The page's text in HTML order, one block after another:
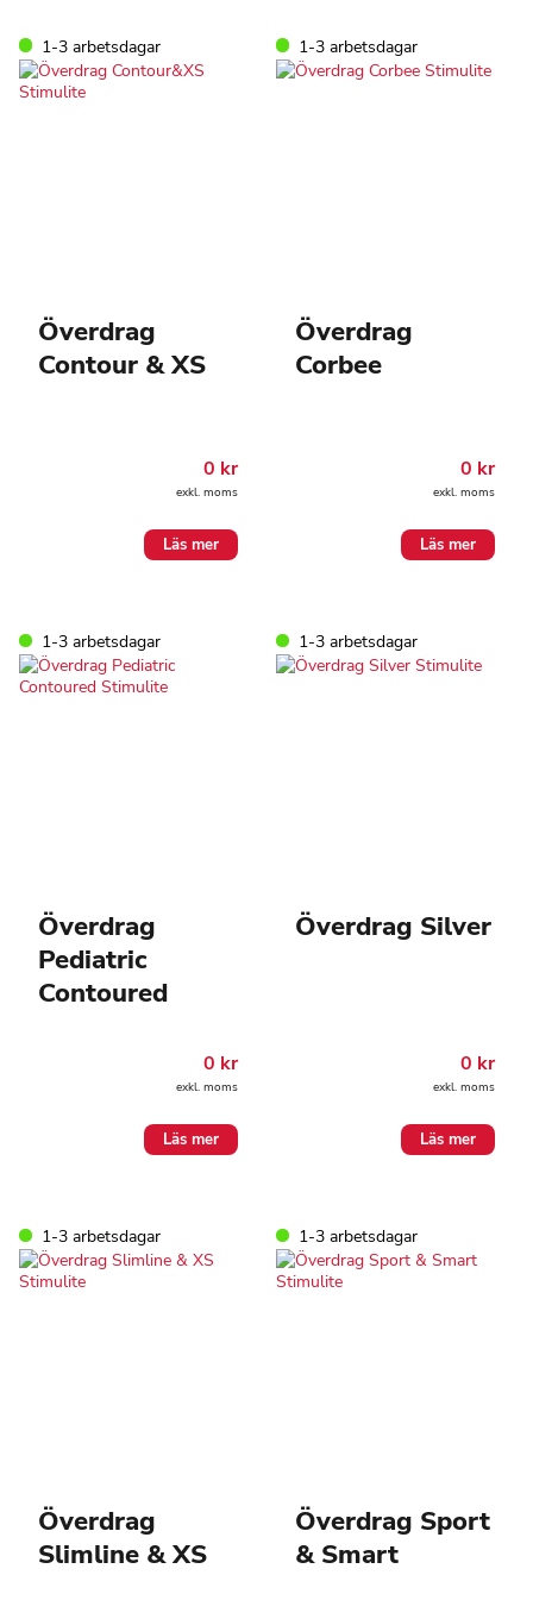
1-3 arbetsdagar
Överdrag
Contour & XS
0 kr
exkl. moms
Läs mer
1-3 arbetsdagar
Överdrag
Corbee
0 kr
exkl. moms
Läs mer
1-3 arbetsdagar
Överdrag
Pediatric
Contoured
0 kr
exkl. moms
Läs mer
1-3 arbetsdagar
Överdrag Silver
0 kr
exkl. moms
Läs mer
1-3 arbetsdagar
Överdrag
Slimline & XS
1-3 arbetsdagar
Överdrag Sport
& Smart